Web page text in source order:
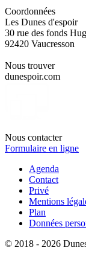
Coordonnées
Les Dunes d'espoir
30 rue des fonds
92420 Vaucresson
Nous trouver
dunespoir.com
Nous contacter
Formulaire en ligne
Agenda
Contact
Privé
Mentions
Plan
Données
© 2018 - 2026